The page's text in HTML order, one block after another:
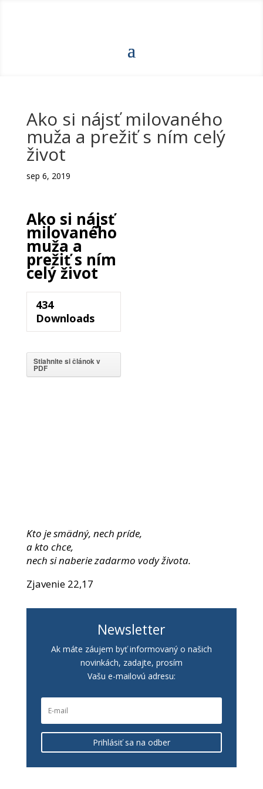
Ako si nájsť milovaného
muža a prežiť s ním celý
život
sep 6, 2019
Ako si nájsť
milovaného
muža a
prežiť s ním
celý život
434
Downloads
Stiahnite si článok v
PDF
Kto je smädný, nech príde,
a kto chce,
nech si naberie zadarmo vody života.
Zjavenie 22,17
Newsletter
Ak máte záujem byť informovaný o našich
novinkách, zadajte, prosím
Vašu e-mailovú adresu:
Prihlásiť sa na odber